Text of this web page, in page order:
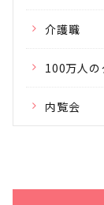
介護職
100万人の
内覧会